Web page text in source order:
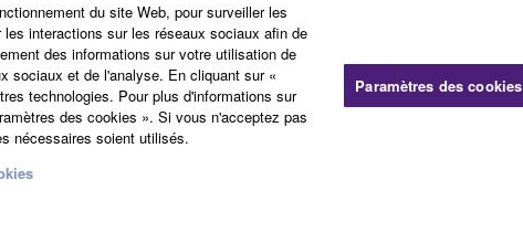
du site Web, pour surveiller les
interactions sur les réseaux sociaux afin de
des informations sur votre utilisation de
sociaux et de l'analyse. En cliquant sur «
technologies. Pour plus d'informations sur
des cookies ». Si vous n'acceptez pas
nécessaires soient utilisés.
Paramètres des cookies